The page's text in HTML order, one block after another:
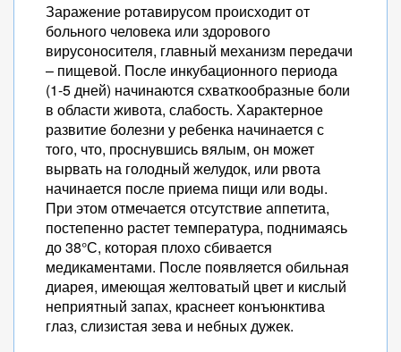
Заражение ротавирусом происходит от
больного человека или здорового
вирусоносителя, главный механизм передачи
– пищевой. После инкубационного периода
(1-5 дней) начинаются схваткообразные боли
в области живота, слабость. Характерное
развитие болезни у ребенка начинается с
того, что, проснувшись вялым, он может
вырвать на голодный желудок, или рвота
начинается после приема пищи или воды.
При этом отмечается отсутствие аппетита,
постепенно растет температура, поднимаясь
до 38°С, которая плохо сбивается
медикаментами. После появляется обильная
диарея, имеющая желтоватый цвет и кислый
неприятный запах, краснеет конъюнктива
глаз, слизистая зева и небных дужек.